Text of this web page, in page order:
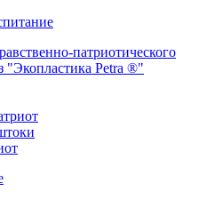
патриотического
"Экопластика Petra ®"